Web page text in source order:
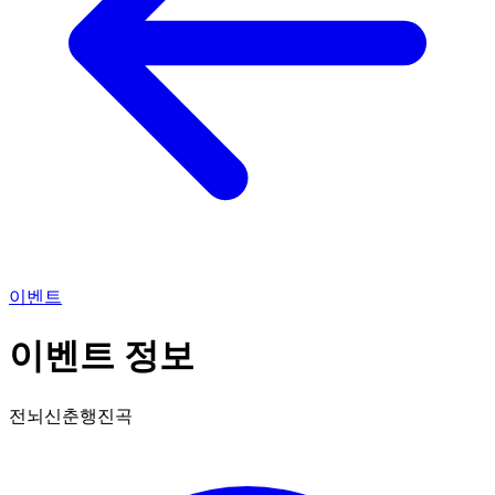
이벤트
이벤트 정보
전뇌신춘행진곡